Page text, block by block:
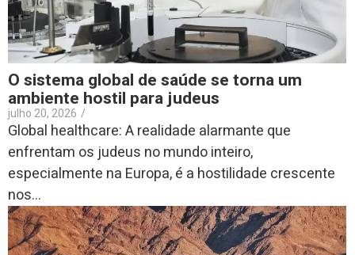
O sistema global de saúde se torna um
ambiente hostil para judeus
julho 20, 2026 /
Global healthcare: A realidade alarmante que
enfrentam os judeus no mundo inteiro,
especialmente na Europa, é a hostilidade crescente
nos...